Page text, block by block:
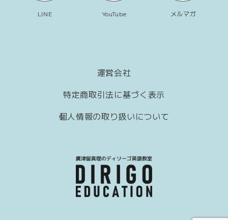
LINE YouTube メルマガ
運営会社
特定商取引法に基づく表示
個人情報の取り扱いについて